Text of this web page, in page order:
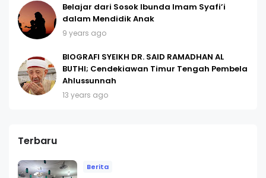
Belajar dari Sosok Ibunda Imam Syafi’i
dalam Mendidik Anak
9 years ago
BIOGRAFI SYEIKH DR. SAID RAMADHAN AL
BUTHI; Cendekiawan Timur Tengah Pembela
Ahlussunnah
13 years ago
Terbaru
Berita